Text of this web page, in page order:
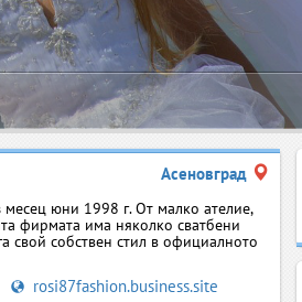
Асеновград
юни 1998 г. От малко ателие,
фирмата има няколко сватбени
свой собствен стил в официалното
rosi87fashion.business.site